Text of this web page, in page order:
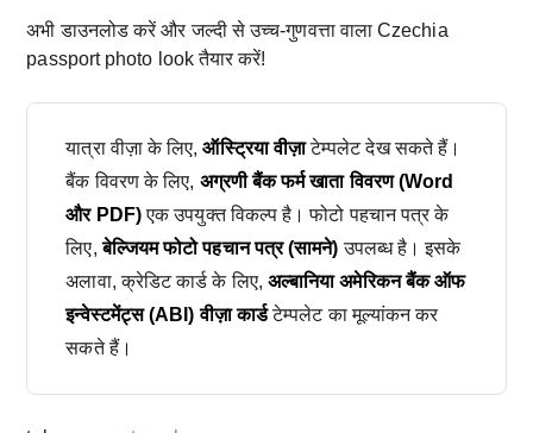
अभी डाउनलोड करें और जल्दी से उच्च-गुणवत्ता वाला Czechia
passport photo look तैयार करें!
यात्रा वीज़ा के लिए,ऑस्ट्रिया वीज़ाटेम्पलेट देख सकते हैं।
बैंक विवरण के लिए, अग्रणी बैंक फर्म खाता विवरण (Word
और PDF)एक उपयुक्त विकल्प है। फोटो पहचान पत्र के
लिए,बेल्जियम फोटो पहचान पत्र (सामने) उपलब्ध है। इसके
अलावा, क्रेडिट कार्ड के लिए, अल्बानिया अमेरिकन बैंक ऑफ
इन्वेस्टमेंट्स (ABI) वीज़ा कार्डटेम्पलेट का मूल्यांकन कर
सकते हैं।